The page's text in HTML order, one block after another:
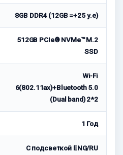
8GB DDR4 (12GB =+25 у.е)
512GB PCIe® NVMe™ M.2
SSD
Wi-Fi
6(802.11ax)+Bluetooth 5.0
(Dual band) 2*2
1 Год
С подсветкой ENG/RU